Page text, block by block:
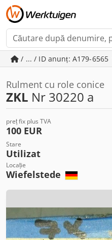
/ ... / ID anunț: A179-6565
Rulment cu role conice
ZKL Nr 30220 a
preț fix plus TVA
100 EUR
Stare
Utilizat
Locație
Wiefelstede